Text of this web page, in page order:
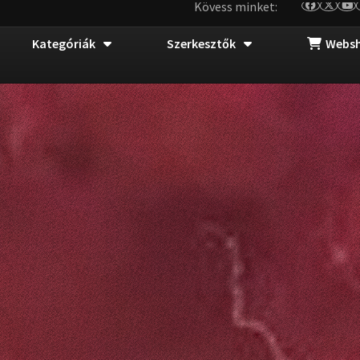
Kövess minket:
Kategóriák Szerkesztők